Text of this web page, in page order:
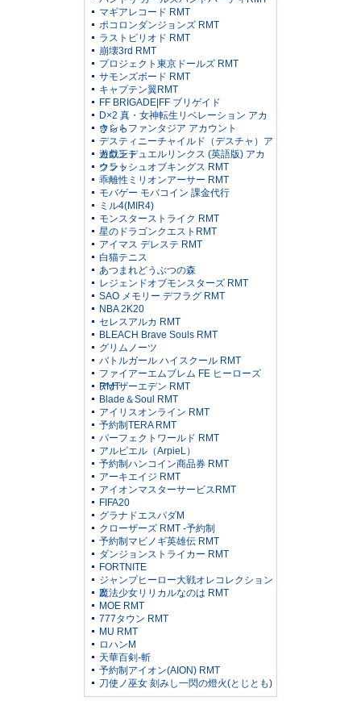
マギアレコード RMT
ポコロンダンジョンズ RMT
ラストピリオド RMT
崩壊3rd RMT
プロジェクト東京ドールズ RMT
サモンズボード RMT
キャプテン翼RMT
FF BRIGADE|FF ブリゲイド
D×2 真・女神転生リベレーション アカ
ウント
きららファンタジア アカウント
デスティニーチャイルド（デスチャ）ア
カウント
遊戯王デュエルリンクス (英語版) アカ
ウント
クラッシュオブキングス RMT
乖離性ミリオンアーサー RMT
モバゲー モバコイン 課金代行
ミル4(MIR4)
モンスターストライク RMT
星のドラゴンクエストRMT
アイマス デレステ RMT
白猫テニス
あつまれどうぶつの森
レジェンドオブモンスターズ RMT
SAO メモリー デフラグ RMT
NBA 2K20
セレスアルカ RMT
BLEACH Brave Souls RMT
グリムノーツ
バトルガール ハイスクール RMT
ファイアーエムブレム FE ヒーローズ
RMT
アナザーエデン RMT
Blade＆Soul RMT
アイリスオンライン RMT
予約制TERA RMT
パーフェクトワールド RMT
アルピエル（ArpieL）
予約制ハンコイン商品券 RMT
アーキエイジ RMT
アイオンマスターサービスRMT
FIFA20
グラナドエスパダM
クローザーズ RMT -予約制
予約制マビノギ英雄伝 RMT
ダンジョンストライカー RMT
FORTNITE
ジャンプヒーロー大戦オレコレクション
2
魔法少女リリカルなのは RMT
MOE RMT
777タウン RMT
MU RMT
ロハンM
天華百剣-斬
予約制アイオン(AION) RMT
刀使ノ巫女 刻みし一閃の燈火(とじとも)